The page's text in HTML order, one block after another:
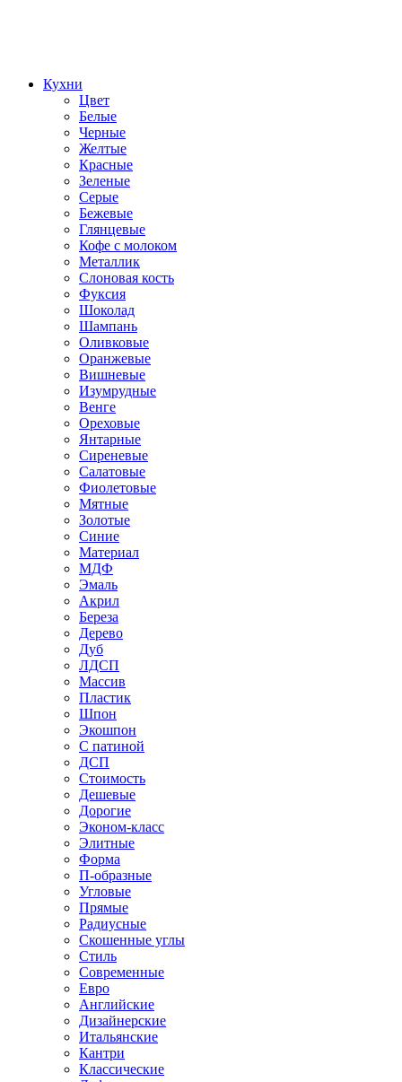
Кухни
Цвет
Белые
Черные
Желтые
Красные
Зеленые
Серые
Бежевые
Глянцевые
Кофе с молоком
Металлик
Слоновая кость
Фуксия
Шоколад
Шампань
Оливковые
Оранжевые
Вишневые
Изумрудные
Венге
Ореховые
Янтарные
Сиреневые
Салатовые
Фиолетовые
Мятные
Золотые
Синие
Материал
МДФ
Эмаль
Акрил
Береза
Дерево
Дуб
ЛДСП
Массив
Пластик
Шпон
Экошпон
С патиной
ДСП
Стоимость
Дешевые
Дорогие
Эконом-класс
Элитные
Форма
П-образные
Угловые
Прямые
Радиусные
Скошенные углы
Стиль
Современные
Евро
Английские
Дизайнерские
Итальянские
Кантри
Классические